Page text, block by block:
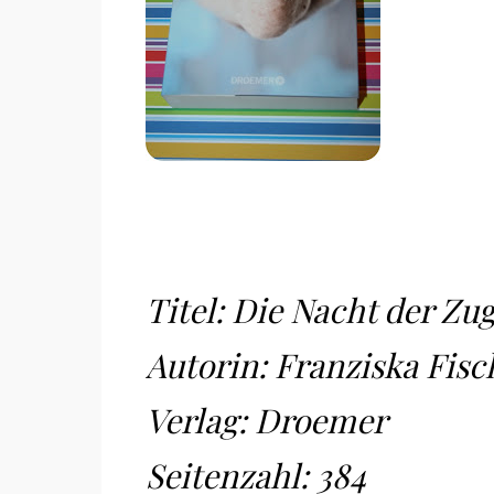
Titel: Die Nacht der
Autorin: Franziska
Verlag: Droemer
Seitenzahl: 384